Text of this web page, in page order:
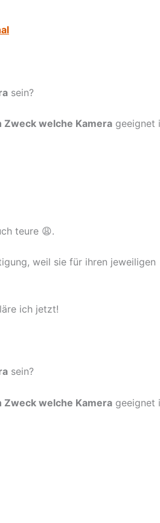
sein?
Zweck welche Kamera geeignet
teure 😩.
weil sie für ihren jeweiligen
ich jetzt!
sein?
Zweck welche Kamera geeignet